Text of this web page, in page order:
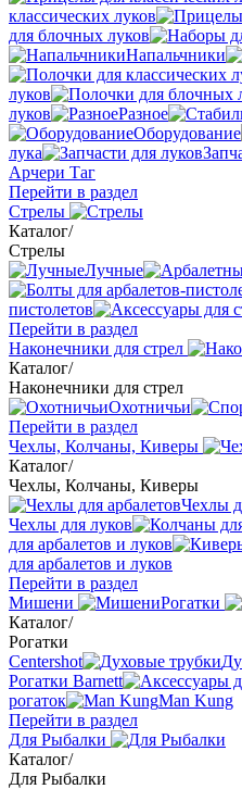
классических луков
для блочных луков
Напальчники
луков
луков
Разное
Оборудование
лука
Арчери Таг
Перейти в раздел
Стрелы
Каталог/
Стрелы
Лучные
пистолетов
Перейти в раздел
Наконечники для стрел
Каталог/
Наконечники для стрел
Охотничьи
Перейти в раздел
Чехлы, Колчаны, Киверы
Каталог/
Чехлы, Колчаны, Киверы
Чехлы
Чехлы для луков
для арбалетов и луков
для арбалетов и луков
Перейти в раздел
Мишени
Рогатки
Каталог/
Рогатки
Centershot
Рогатки Barnett
рогаток
Man Kung
Перейти в раздел
Для Рыбалки
Каталог/
Для Рыбалки